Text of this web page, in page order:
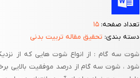
تعداد صفحه:۱۵
دسته بندی: تحقیق مقاله تربیت بدنی
شوت سه گام : از انواع شوت هایی که از
شود ، شوت سه گام از درصد موفقیت بالایی